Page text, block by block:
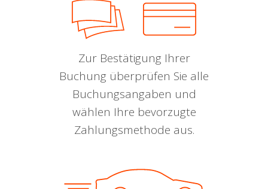
Zur Bestätigung Ihrer
Buchung überprüfen Sie alle
Buchungsangaben und
wählen Ihre bevorzugte
Zahlungsmethode aus.